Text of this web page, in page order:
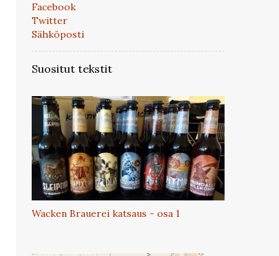
Facebook
Twitter
Sähköposti
Suositut tekstit
Wacken Brauerei katsaus - osa 1